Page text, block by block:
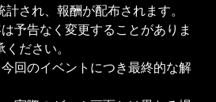
され、報酬が配布されます。
予告なく変更することがありま
ださい。
回のイベントにつき最終的な解